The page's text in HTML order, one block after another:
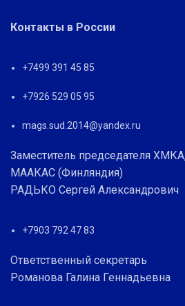
Контакты в России
+7499 391 45 85
+7926 529 05 95
mags.sud.2014@yandex.ru
Заместитель председателя
МААКАС (Финляндия)
РАДЬКО Сергей Александрович
+7903 792 47 83
Ответственный секретарь
Романова Галина Геннадьевна